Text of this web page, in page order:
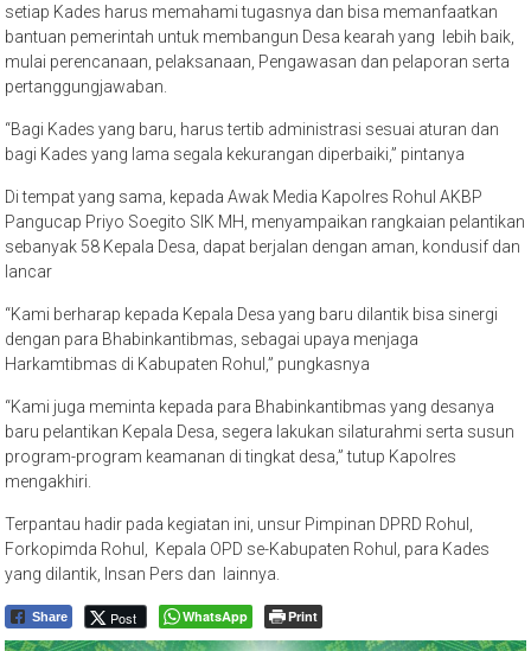
setiap Kades harus memahami tugasnya dan bisa memanfaatkan
bantuan pemerintah untuk membangun Desa kearah yang lebih baik,
mulai perencanaan, pelaksanaan, Pengawasan dan pelaporan serta
pertanggungjawaban.
“Bagi Kades yang baru, harus tertib administrasi sesuai aturan dan
bagi Kades yang lama segala kekurangan diperbaiki,” pintanya
Di tempat yang sama, kepada Awak Media Kapolres Rohul AKBP
Pangucap Priyo Soegito SIK MH, menyampaikan rangkaian pelantikan
sebanyak 58 Kepala Desa, dapat berjalan dengan aman, kondusif dan
lancar
“Kami berharap kepada Kepala Desa yang baru dilantik bisa sinergi
dengan para Bhabinkantibmas, sebagai upaya menjaga
Harkamtibmas di Kabupaten Rohul,” pungkasnya
“Kami juga meminta kepada para Bhabinkantibmas yang desanya
baru pelantikan Kepala Desa, segera lakukan silaturahmi serta susun
program-program keamanan di tingkat desa,” tutup Kapolres
mengakhiri.
Terpantau hadir pada kegiatan ini, unsur Pimpinan DPRD Rohul,
Forkopimda Rohul, Kepala OPD se-Kabupaten Rohul, para Kades
yang dilantik, Insan Pers dan lainnya.
Share Post WhatsApp Print